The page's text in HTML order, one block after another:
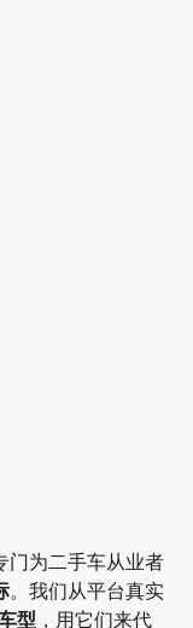
门为二手车从业者
。我们从平台真实
型 ，用它们来代